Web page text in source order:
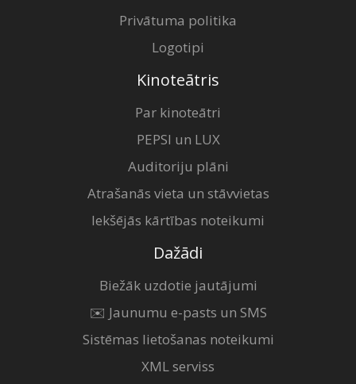
Privātuma politika
Logotipi
Kinoteātris
Par kinoteātri
PEPSI un LUX
Auditoriju plāni
Atrašanās vieta un stāvvietas
Iekšējās kārtības noteikumi
Dažādi
Biežāk uzdotie jautājumi
✉️ Jaunumu e-pasts un SMS
Sistēmas lietošanas noteikumi
XML serviss